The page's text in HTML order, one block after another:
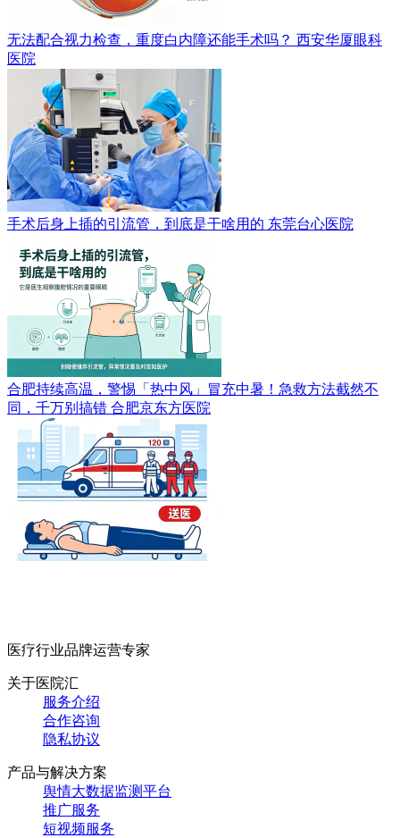
无法配合视力检查，重度白内障还能手术吗？ 西安华厦眼科
医院
手术后身上插的引流管，到底是干啥用的 东莞台心医院
合肥持续高温，警惕「热中风」冒充中暑！急救方法截然不
同，千万别搞错 合肥京东方医院
医疗行业品牌运营专家
关于医院汇
服务介绍
合作咨询
隐私协议
产品与解决方案
舆情大数据监测平台
推广服务
短视频服务